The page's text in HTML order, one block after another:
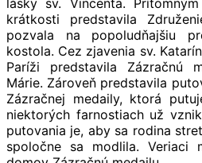
krátkosti predstavila
pozvala na popoludňajšiu
kostola. Cez zjavenia sv.
Paríži predstavila Zázračnú
Márie. Zároveň predstavila
Zázračnej medaily, ktorá
niektorých farnostiach už
putovania je, aby sa rodina
spoločne sa modlila. Veriaci